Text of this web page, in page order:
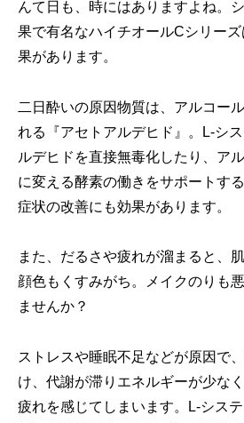
んて日も、時にはありますよね。
果で有名なハイチオールCシリー
果があります。
二日酔いの原因物質は、アルコー
れる『アセトアルデヒド』。L-シ
ルデヒドを直接無毒化したり、ア
に変える酵素の働きをサポートす
症状の改善にも効果があります。
また、だるさや疲れが溜まると、
顔色もくすみがち。メイクのりも
ませんか？
ストレスや睡眠不足などが原因で
け、代謝が滞りエネルギーが少な
疲れを感じてしまいます。
L-シス